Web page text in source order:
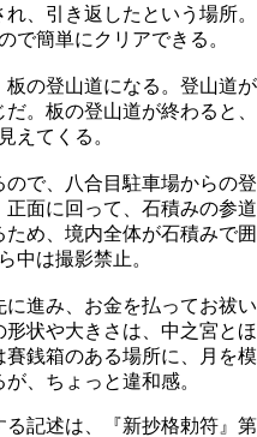
、引き返したという場所。
で簡単にクリアできる。
の登山道になる。登山道が
。板の登山道が終わると、
えてくる。
で、八合目駐車場からの登
面に回って、石積みの参道
め、境内全体が石積みで囲
中は撮影禁止。
進み、お金を払ってお祓い
状や大きさは、中之宮とほ
銭箱のある場所に、月を模
、ちょっと違和感。
記述は、『新抄格勅符』第